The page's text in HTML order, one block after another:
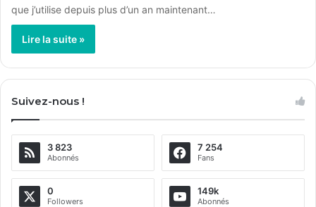
que j’utilise depuis plus d’un an maintenant…
Lire la suite »
Suivez-nous !
3 823
Abonnés
7 254
Fans
0
Followers
149k
Abonnés